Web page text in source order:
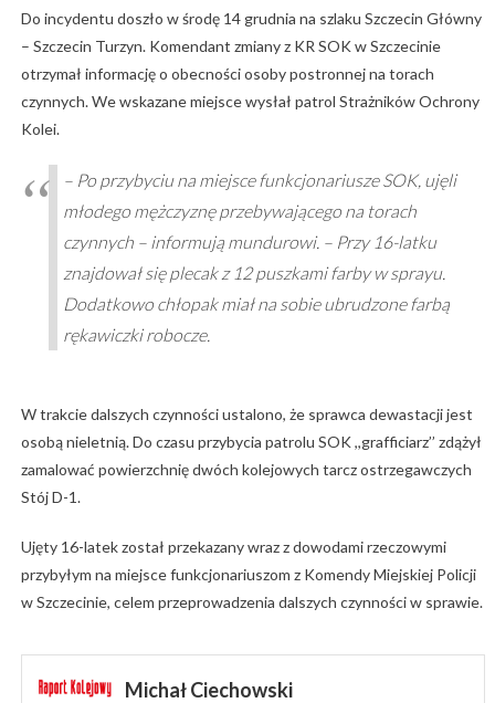
Do incydentu doszło w środę 14 grudnia na szlaku Szczecin Główny
– Szczecin Turzyn. Komendant zmiany z KR SOK w Szczecinie
otrzymał informację o obecności osoby postronnej na torach
czynnych. We wskazane miejsce wysłał patrol Strażników Ochrony
Kolei.
– Po przybyciu na miejsce funkcjonariusze SOK, ujęli
młodego mężczyznę przebywającego na torach
czynnych – informują mundurowi. – Przy 16-latku
znajdował się plecak z 12 puszkami farby w sprayu.
Dodatkowo chłopak miał na sobie ubrudzone farbą
rękawiczki robocze.
W trakcie dalszych czynności ustalono, że sprawca dewastacji jest
osobą nieletnią. Do czasu przybycia patrolu SOK ,,grafficiarz’’ zdążył
zamalować powierzchnię dwóch kolejowych tarcz ostrzegawczych
Stój D-1.
Ujęty 16-latek został przekazany wraz z dowodami rzeczowymi
przybyłym na miejsce funkcjonariuszom z Komendy Miejskiej Policji
w Szczecinie, celem przeprowadzenia dalszych czynności w sprawie.
Michał Ciechowski